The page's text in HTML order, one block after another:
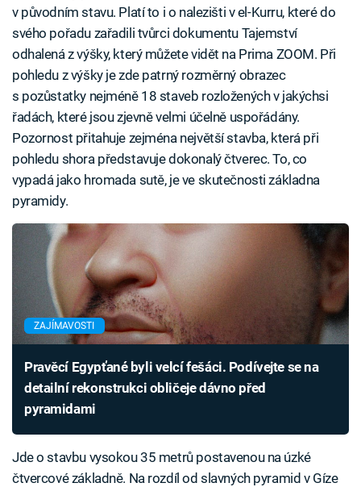
v původním stavu. Platí to i o nalezišti v el-Kurru, které do
svého pořadu zařadili tvůrci dokumentu Tajemství
odhalená z výšky, který můžete vidět na Prima ZOOM. Při
pohledu z výšky je zde patrný rozměrný obrazec
s pozůstatky nejméně 18 staveb rozložených v jakýchsi
řadách, které jsou zjevně velmi účelně uspořádány.
Pozornost přitahuje zejména největší stavba, která při
pohledu shora představuje dokonalý čtverec. To, co
vypadá jako hromada sutě, je ve skutečnosti základna
pyramidy.
ZAJÍMAVOSTI
Pravěcí Egypťané byli velcí fešáci. Podívejte se na
detailní rekonstrukci obličeje dávno před
pyramidami
Jde o stavbu vysokou 35 metrů postavenou na úzké
čtvercové základně. Na rozdíl od slavných pyramid v Gíze